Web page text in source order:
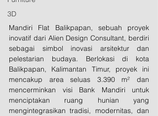
3D
Mandiri Flat Balikpapan, sebuah proyek
inovatif dari Alien Design Consultant, berdiri
sebagai simbol inovasi arsitektur dan
pelestarian budaya. Berlokasi di kota
Balikpapan, Kalimantan Timur, proyek ini
mencakup area seluas 3.390 m² dan
mencerminkan visi Bank Mandiri untuk
menciptakan ruang hunian yang
mengintegrasikan tradisi, modernitas, dan